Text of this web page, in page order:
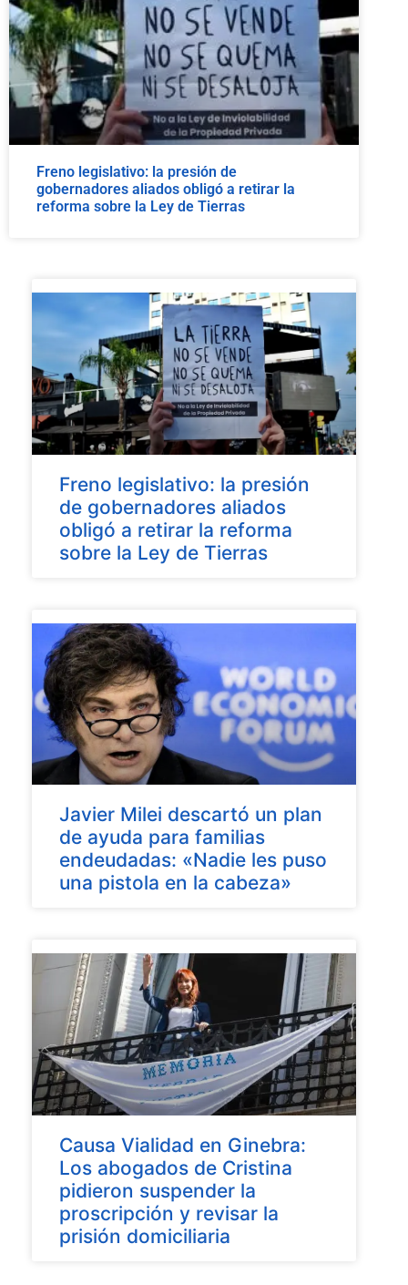
Freno legislativo: la presión de
gobernadores aliados obligó a retirar la
reforma sobre la Ley de Tierras
Freno legislativo: la presión
de gobernadores aliados
obligó a retirar la reforma
sobre la Ley de Tierras
Javier Milei descartó un plan
de ayuda para familias
endeudadas: «Nadie les puso
una pistola en la cabeza»
Causa Vialidad en Ginebra:
Los abogados de Cristina
pidieron suspender la
proscripción y revisar la
prisión domiciliaria